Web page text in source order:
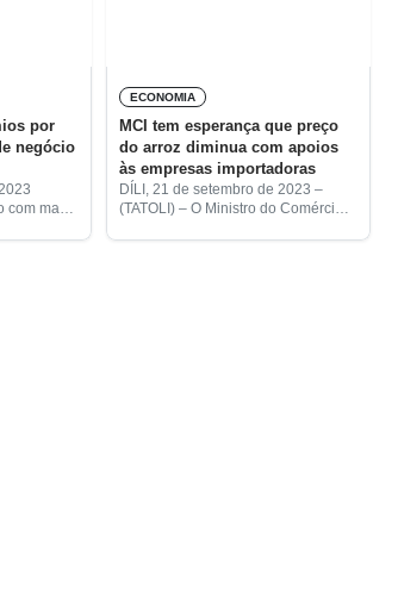
por
negócio
com mais
ECONOMIA
MCI tem esperança que preço
do arroz diminua com apoios
às empresas importadoras
DÍLI, 21 de setembro de 2023 –
(TATOLI) – O Ministro do Comércio e